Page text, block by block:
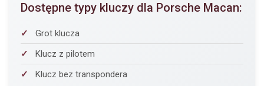
Dostępne typy kluczy dla Porsche Macan:
Grot klucza
Klucz z pilotem
Klucz bez transpondera